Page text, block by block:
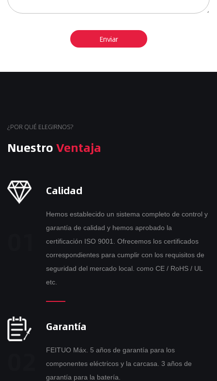
¿POR QUÉ ELEGIRNOS?
NuestroVentaja
Calidad
Hemos establecido un sistema completo de control y
garantía de calidad y hemos aprobado la
certificación ISO 9001. Ofrecemos los certificados
correspondientes para cumplir con los requisitos de
seguridad del mercado local. como CE / RoHS / UL
etc.
Garantía
FEITUO Máx. 5 años de garantía para los
componentes eléctricos y la carcasa. 3 años de
garantía para la batería.